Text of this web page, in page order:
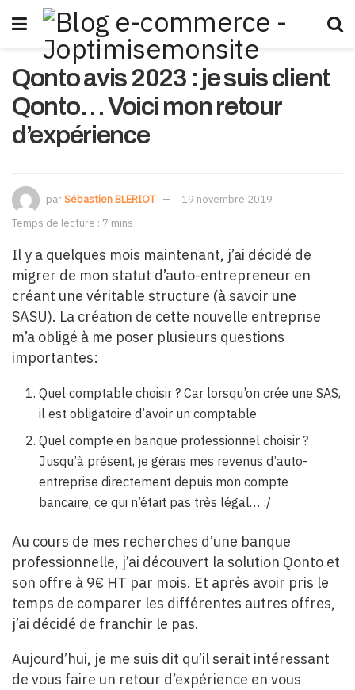
Qonto avis 2023 : je suis client
Qonto… Voici mon retour
d’expérience
parSébastien BLERIOT
19 novembre 2019
Temps de lecture : 7 mins
Il y a quelques mois maintenant, j’ai décidé de
migrer de mon statut d’auto-entrepreneur en
créant une véritable structure (à savoir une
SASU). La création de cette nouvelle entreprise
m’a obligé à me poser plusieurs questions
importantes:
Quel comptable choisir ? Car lorsqu’on crée une SAS,
il est obligatoire d’avoir un comptable
Quel compte en banque professionnel choisir ?
Jusqu’à présent, je gérais mes revenus d’auto-
entreprise directement depuis mon compte
bancaire, ce qui n’était pas très légal… :/
Au cours de mes recherches d’une banque
professionnelle, j’ai découvert la solution Qonto et
son offre à 9€ HT par mois. Et après avoir pris le
temps de comparer les différentes autres offres,
j’ai décidé de franchir le pas.
Aujourd’hui, je me suis dit qu’il serait intéressant
de vous faire un retour d’expérience en vous